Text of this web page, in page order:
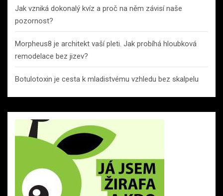
Jak vzniká dokonalý kvíz a proč na něm závisí naše
pozornost?
Morpheus8 je architekt vaší pleti. Jak probíhá hloubková
remodelace bez jizev?
Botulotoxin je cesta k mladistvému vzhledu bez skalpelu